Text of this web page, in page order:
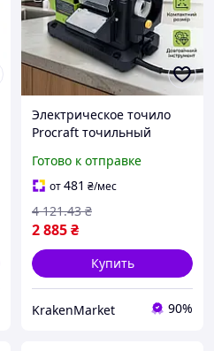
Электрическое точило
Procraft точильный
ножей, заточной станок
5600 об мин, 200 Вт, 2.4 кг
53 мм 220
Готово к отправке
от481 ₴/мес
2 885₴
4 121.43 ₴
Купить
KrakenMarket 90%